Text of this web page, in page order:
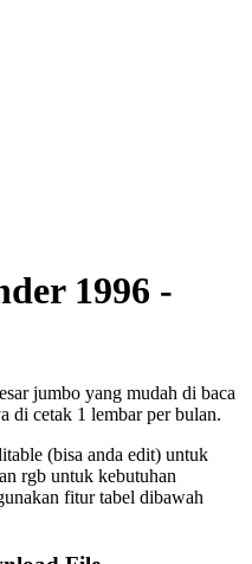
1996 -
jumbo yang mudah di baca
di cetak 1 lembar per bulan.
(bisa anda edit) untuk
rgb untuk kebutuhan
fitur tabel dibawah